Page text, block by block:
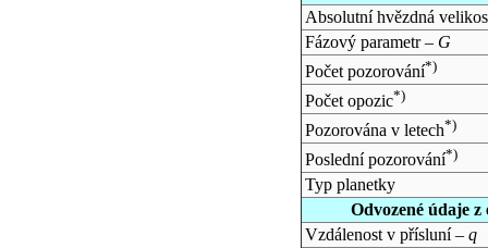
Absolutní hvězdná
Fázový parametr – G
Počet pozorování*)
Počet opozic*)
Pozorována v letech*)
Poslední pozorování*)
Typ planetky
Odvozené údaje
Vzdálenost v přísluní – q